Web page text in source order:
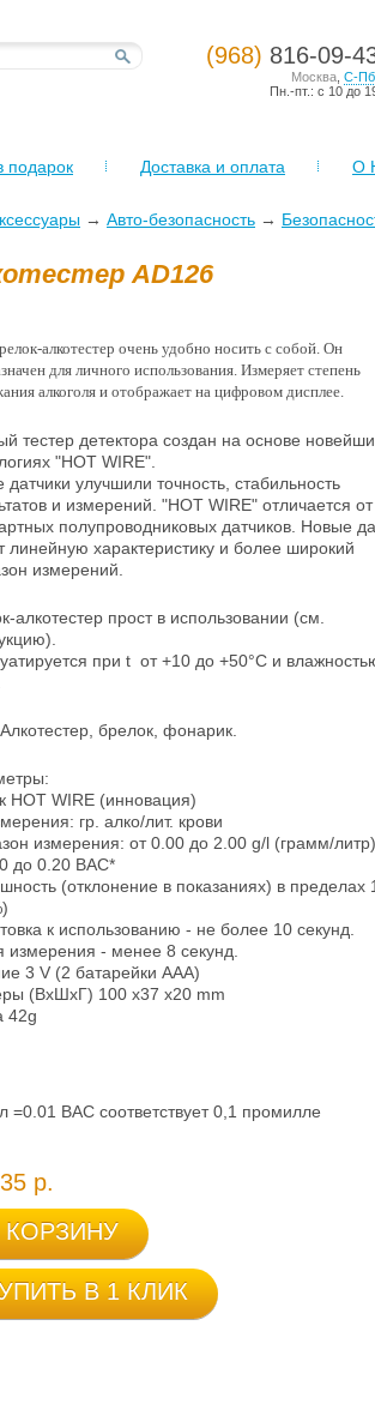
(968) 816-09-
Москва С-Пб.
Пн.-пт.: с 10 до
подарок Доставка и оплата О
→ Авто-безопасность →
AD126
алкотестер очень удобно носить с собой. Он
для личного использования. Измеряет степень
алкоголя и отображает на цифровом дисплее.
тестер детектора создан на основе
"HOT WIRE".
датчики улучшили точность, стабильность
и измерений. "HOT WIRE" отличается от
полупроводниковых датчиков. Новые
линейную характеристику и более широкий
измерений.
алкотестер прост в использовании (см.
при t от +10 до +50°C и
брелок, фонарик.
HOT WIRE (инновация)
гр. алко/лит. крови
измерения: от 0.00 до 2.00 g/l (грамм/
до 0.20 BAC*
(отклонение в показаниях) в пределах
к использованию - не более 10 секунд.
измерения - менее 8 секунд.
3 V (2 батарейки AAA)
(ВхШхГ) 100 х37 х20 mm
42g
=0.01 BAC соответствует 0,1 промилле
р.
КОРЗИНУ
В 1 КЛИК